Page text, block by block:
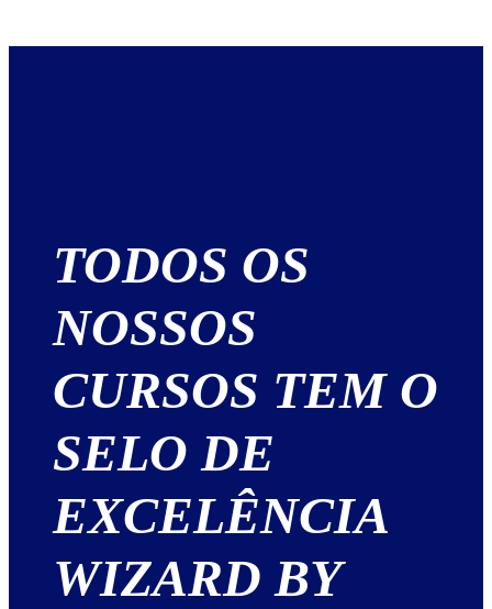
TODOS OS
NOSSOS
CURSOS TEM O
SELO DE
EXCELÊNCIA
WIZARD BY